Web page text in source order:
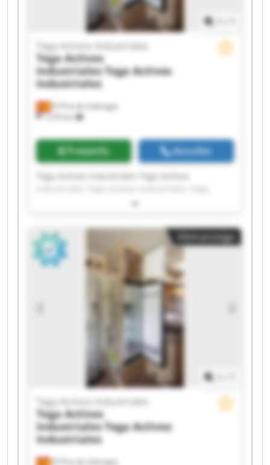
El Prat de Llobregat
1.270 km
Tega Activos Industriales
Tega Activos
Industriales Tega Activos
Industriales
Preisinfo Anrufen
Tega Activos Industriales Tega Activos
Activos Industriales Tega Activos Industriales
Industriales Tega Activos Industriales Tega
Activos Industriales Tega Activos Industriales
Tega Activos Industriales Tega Activos
Industriales Tega Activos Industriales Tega
Activos Industriales Tega Activos Industriales
Tega Activos Industriales Tega Activos
Industriales Tega Activos Industriales Tega
Activos Industriales Tega Activos Industriales
Kleinanzeige
El Prat de Llobregat
Tega Activos Industriales
Tega Activos
Industriales Tega Activos
Industriales